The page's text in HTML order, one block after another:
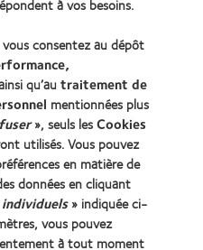
contact
à vos besoins.
consentez au dépôt
qu’autraitement de
mentionnées plus
», seuls lesCookies
utilisés. Vous pouvez
en matière de
données en cliquant
» indiquée ci-
vous pouvez
à tout moment